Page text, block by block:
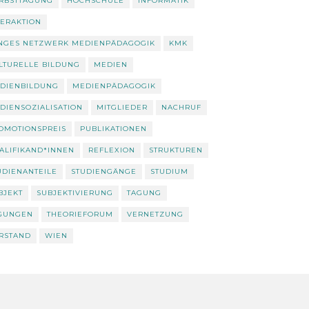
NETZWERK MEDIENPÄDAGOGIK KMK
BILDUNG MEDIEN
MEDIENPÄDAGOGIK
MITGLIEDER NACHRUF
PUBLIKATIONEN
REFLEXION STRUKTUREN
STUDIENGÄNGE STUDIUM
SUBJEKTIVIERUNG TAGUNG
THEORIEFORUM VERNETZUNG
WIEN